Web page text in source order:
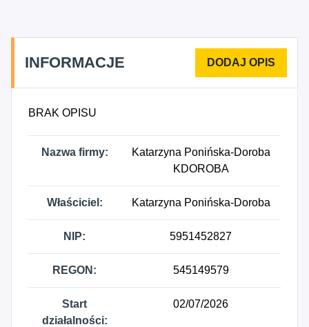
w zakresie sztuk wizualnych.
INFORMACJE
BRAK OPISU
Nazwa firmy:
Katarzyna Ponińska-Doroba
KDOROBA
Właściciel: Katarzyna Ponińska-Doroba
NIP: 5951452827
REGON: 545149579
Start
działalności:
02/07/2026